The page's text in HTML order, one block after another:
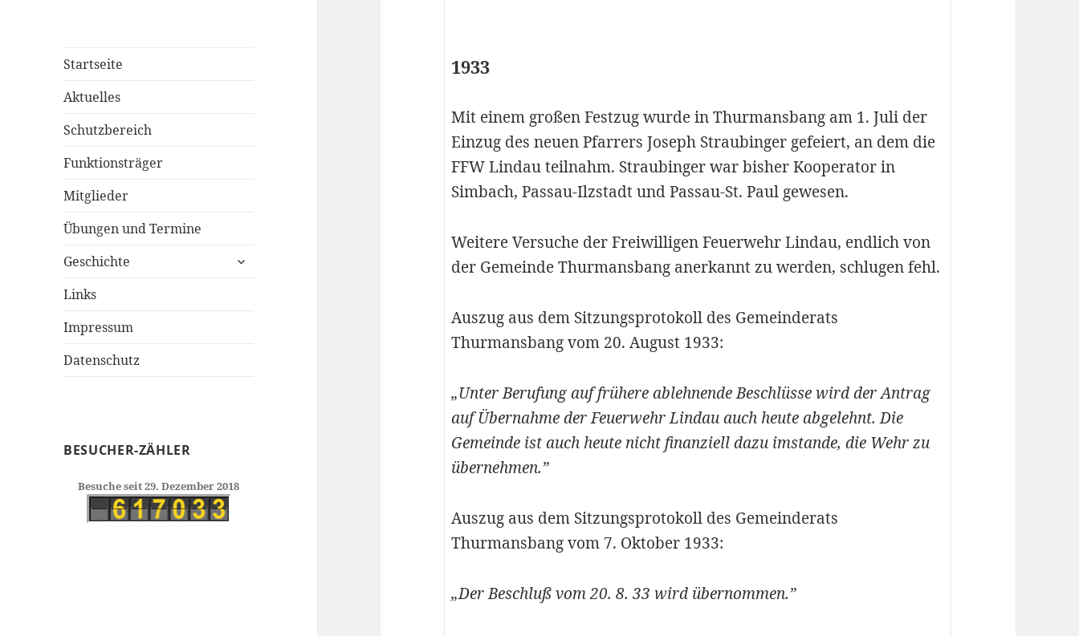
Startseite
Aktuelles
Schutzbereich
Funktionsträger
Mitglieder
Übungen und Termine
Geschichte
untermenü
Links
Impressum
Datenschutz
BESUCHER-ZÄHLER
Besuche seit 29. Dezember 2018
1933
Mit einem großen Festzug wurde in Thurmansbang am 1. Juli der
Einzug des neuen Pfarrers Joseph Straubinger gefeiert, an dem die
FFW Lindau teilnahm. Straubinger war bisher Kooperator in
Simbach, Passau-Ilzstadt und Passau-St. Paul gewesen.
Weitere Versuche der Freiwilligen Feuerwehr Lindau, endlich von
der Gemeinde Thurmansbang anerkannt zu werden, schlugen fehl.
Auszug aus dem Sitzungsprotokoll des Gemeinderats
Thurmansbang vom 20. August 1933:
„Unter Berufung auf frühere ablehnende Beschlüsse wird der Antrag
auf Übernahme der Feuerwehr Lindau auch heute abgelehnt. Die
Gemeinde ist auch heute nicht finanziell dazu imstande, die Wehr zu
übernehmen.”
Auszug aus dem Sitzungsprotokoll des Gemeinderats
Thurmansbang vom 7. Oktober 1933:
„Der Beschluß vom 20. 8. 33 wird übernommen.”